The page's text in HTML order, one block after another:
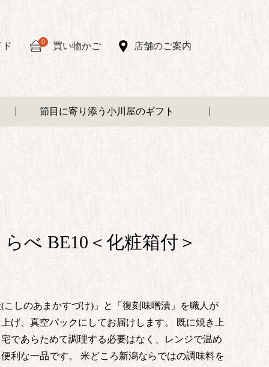
0 買い物かご 店舗のご案内
節目に寄り添う小川屋のギフト
べ BE10＜化粧箱付＞
こしのあまかすづけ)」と「復刻味噌漬」を職人が
げ、真空パックにしてお届けします。 既に焼き上
であらためて調理する必要はなく、レンジで温め
利な一品です。 米どころ新潟ならではの調味料を